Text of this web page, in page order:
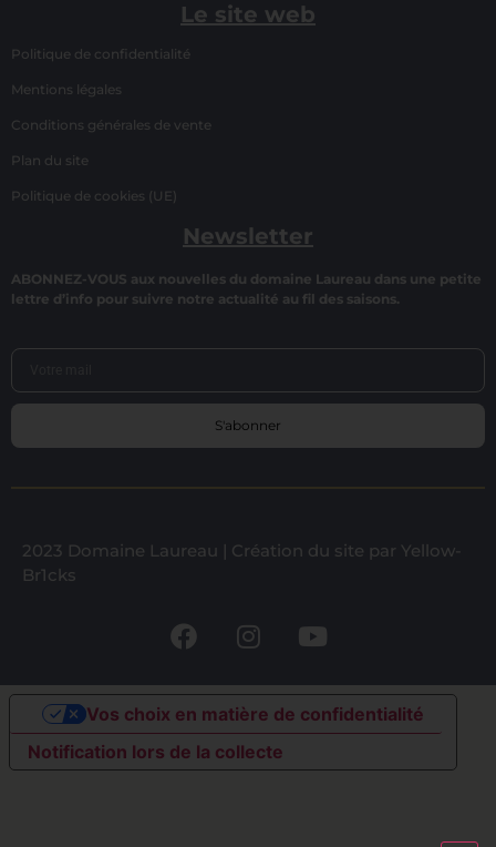
Le site web
Politique de confidentialité
Mentions légales
Conditions générales de vente
Plan du site
Politique de cookies (UE)
Newsletter
ABONNEZ-VOUS aux nouvelles du domaine Laureau dans une petite
lettre d’info pour suivre notre actualité au fil des saisons.
S'abonner
2023 Domaine Laureau | Création du site par Yellow-
Br1cks
Notification lors de la collecte
Vos choix en matière de confidentialité